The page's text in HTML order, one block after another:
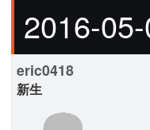
2016-
eric0418
新生